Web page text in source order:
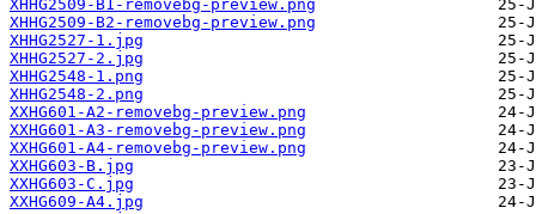
XHHG2509-B1-removebg-preview.png
XHHG2509-B2-removebg-preview.png
XHHG2527-1.jpg
XHHG2527-2.jpg
XHHG2548-1.png
XHHG2548-2.png
XXHG601-A2-removebg-preview.png
XXHG601-A3-removebg-preview.png
XXHG601-A4-removebg-preview.png
XXHG603-B.jpg
XXHG603-C.jpg
XXHG609-A4.jpg